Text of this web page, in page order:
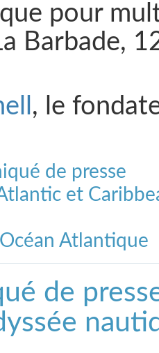
pour
Barbade,
, le
de presse
et
Océan Atlantique
de